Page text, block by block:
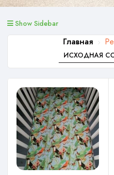
Show Sidebar
Главная